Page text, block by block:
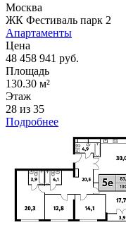
Москва
ЖК Фестиваль парк 2
Апартаменты
Цена
48 458 941 руб.
Площадь
130.30 м²
Этаж
28 из 35
Подробнее